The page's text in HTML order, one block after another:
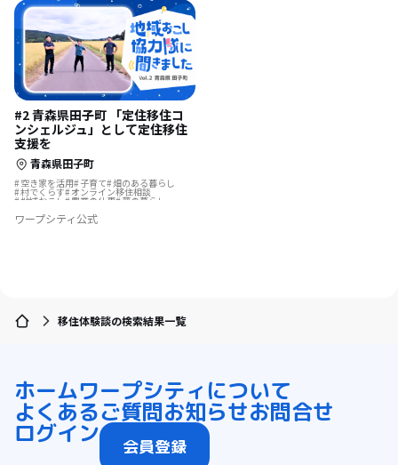
#2 青森県田子町 「定住移住コ
ンシェルジュ」として定住移住
支援を
青森県田子町
空き家を活用 子育て 畑のある暮らし
村でくらす オンライン移住相談
地域おこし 農業の仕事 夢の暮らし
地域おこし協力隊に聞いてみた
ワープシティ公式
移住体験談の検索結果一覧
ホームワープシティについて
よくあるご質問お知らせお問合せ
ログイン 会員登録